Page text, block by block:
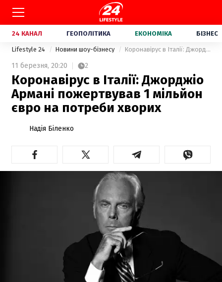
24 КАНАЛ ГЕОПОЛІТИКА ЕКОНОМІКА БІЗНЕС
Lifestyle 24 Новини шоу-бізнесу Коронавірус в Італії: Джорджіо Армані пожертвував 1 мільйон євро на потреби хворих
11 березня, 20:20 2
Коронавірус в Італії: Джорджіо
Армані пожертвував 1 мільйон
євро на потреби хворих
Надія Біленко